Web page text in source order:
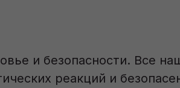
и безопасности. Все
реакций и